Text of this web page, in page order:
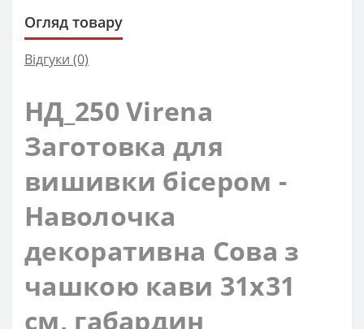
Огляд товару
Відгуки (0)
НД_250 Virena
Заготовка для
вишивки бісером -
Наволочка
декоративна Сова з
чашкою кави 31x31
см, габардин